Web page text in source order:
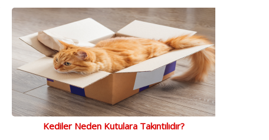
Kediler Neden Kutulara Takıntılıdır?